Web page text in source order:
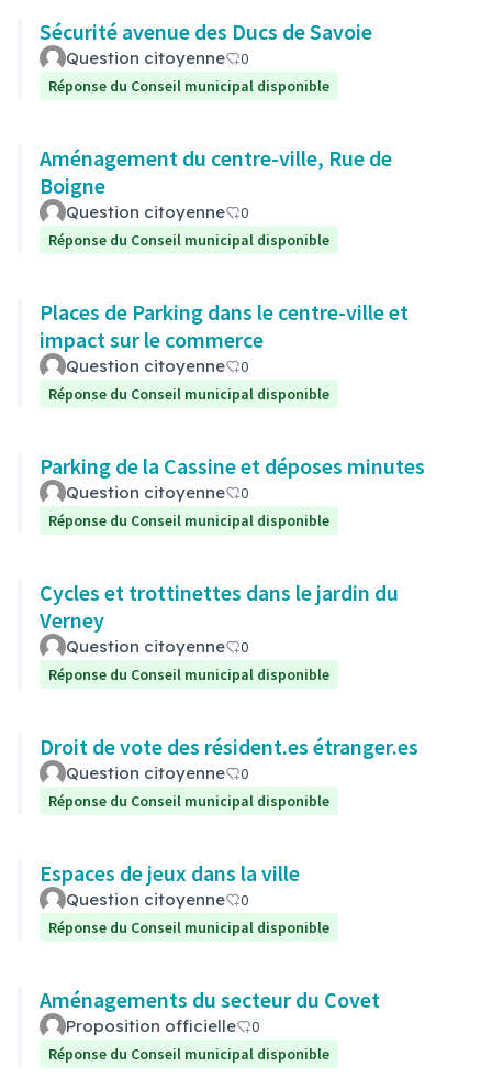
Sécurité avenue des Ducs de Savoie
Question citoyenne
0
Réponse du Conseil municipal disponible
Aménagement du centre-ville, Rue de
Boigne
Question citoyenne
0
Réponse du Conseil municipal disponible
Places de Parking dans le centre-ville et
impact sur le commerce
Question citoyenne
0
Réponse du Conseil municipal disponible
Parking de la Cassine et déposes minutes
Question citoyenne
0
Réponse du Conseil municipal disponible
Cycles et trottinettes dans le jardin du
Verney
Question citoyenne
0
Réponse du Conseil municipal disponible
Droit de vote des résident.es étranger.es
Question citoyenne
0
Réponse du Conseil municipal disponible
Espaces de jeux dans la ville
Question citoyenne
0
Réponse du Conseil municipal disponible
Aménagements du secteur du Covet
Proposition officielle
0
Réponse du Conseil municipal disponible